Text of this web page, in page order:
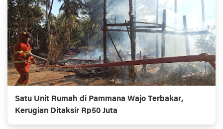
Satu Unit Rumah di Pammana Wajo Terbakar,
Kerugian Ditaksir Rp50 Juta